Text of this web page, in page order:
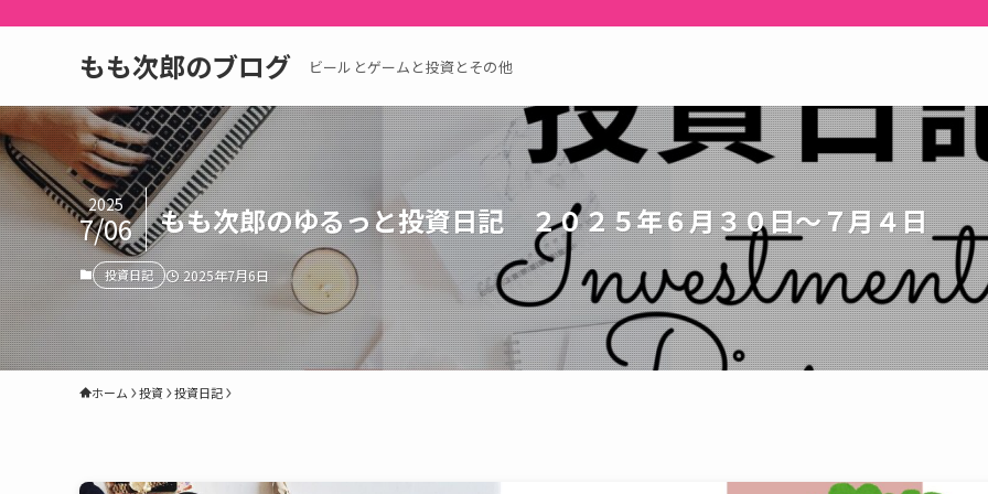
もも次郎のブログ ビールとゲームと投資とその他
もも次郎のゆるっと投資日記 ２０２５年６月３０日〜７月４日
2025
7/06
投資日記 2025年7月6日
ホーム 投資 投資日記